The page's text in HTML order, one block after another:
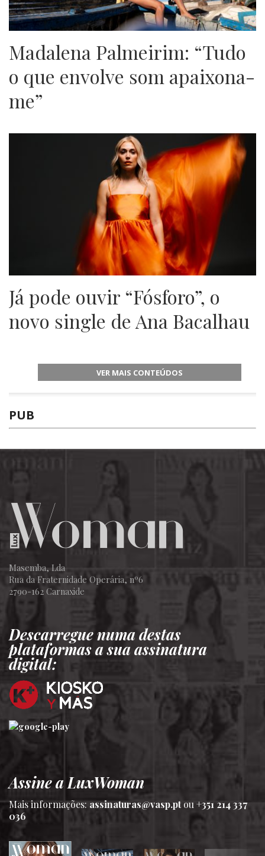
Madalena Palmeirim: “Tudo
o que envolve som apaixona-
me”
Já pode ouvir “Fósforo”, o
novo single de Ana Bacalhau
VER MAIS CONTEÚDOS
PUB
Masemba, Lda
Rua da Fraternidade Operária, nº6
2790-162 Carnaxide
Descarregue numa destas
plataformas a sua assinatura
digital:
Assine a LuxWoman
Mais informações:assinaturas@vasp.ptou +351 214 337
036